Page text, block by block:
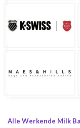
Alle Werkende Milk